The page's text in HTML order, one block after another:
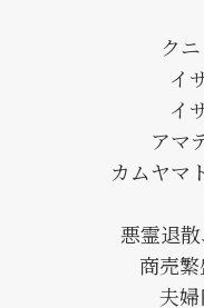
クニ
イ
イ
アマ
カムヤマ
悪霊退散
商売繁
夫